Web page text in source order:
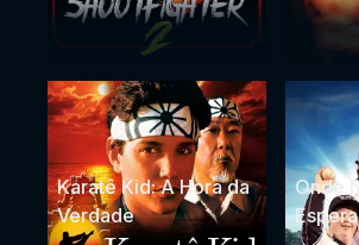
Karatê Kid: A Hora da
Verdade
Onde